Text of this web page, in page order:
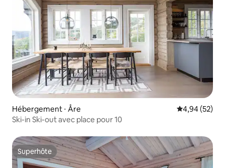
Hébergement ⋅ Åre Évaluation
4,94 (52)
Ski-in Ski-out avec place pour 10
Superhôte
Superhôte